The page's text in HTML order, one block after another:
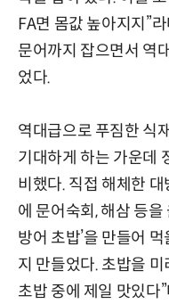
FA면 몸값 높아지지”
문어까지 잡으면서 역
었다.
역대급으로 푸짐한 식
기대하게 하는 가운데
비했다. 직접 해체한 대
에 문어숙회, 해삼 등을
방어 초밥’을 만들어
지 만들었다. 초밥을
초밥 중에 제일 맛있다